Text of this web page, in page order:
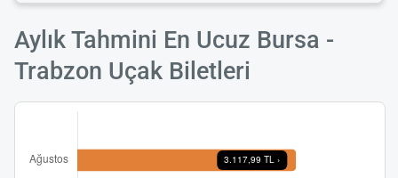
Aylık Tahmini En Ucuz Bursa -
Trabzon Uçak Biletleri